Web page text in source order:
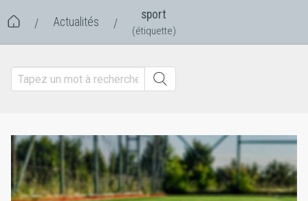
/ Actualités /
sport
(étiquette)